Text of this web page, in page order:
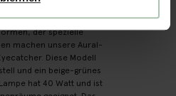
sollte die Lampe
und zeitlos
der spezielle
machen unsere Aural-
Diese Modell
und ein beige-grünes
hat 40 Watt und ist